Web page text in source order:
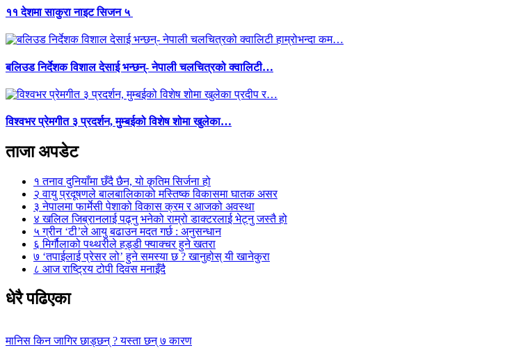
११ देशमा साकुरा नाइट सिजन ५
बलिउड निर्देशक विशाल देसाई भन्छन्- नेपाली चलचित्रको क्वालिटी…
विश्वभर प्रेमगीत ३ प्रदर्शन, मुम्बईको विशेष शोमा खुलेका…
ताजा अपडेट
१ तनाव दुनियाँमा छँदै छैन, यो कृतिम सिर्जना हो
२ वायु प्रदूषणले बालबालिकाको मस्तिष्क विकासमा घातक असर
३ नेपालमा फार्मेसी पेशाको विकास क्रम र आजको अवस्था
४ खलिल जिब्रानलाई पढ्नु भनेको राम्रो डाक्टरलाई भेट्नु जस्तै हो
५ग्रीन ‘टी’ले आयु बढाउन मदत गर्छ : अनुसन्धान
६ मिर्गौलाको पथ्थरीले हड्डी फ्याक्चर हुने खतरा
७ ‘तपाईलाई प्रेसर लो’ हुने समस्या छ ? खानुहोस् यी खानेकुरा
८ आज राष्ट्रिय टोपी दिवस मनाइँदै
धेरै पढिएका
मानिस किन जागिर छाड्छन् ? यस्ता छन् ७ कारण